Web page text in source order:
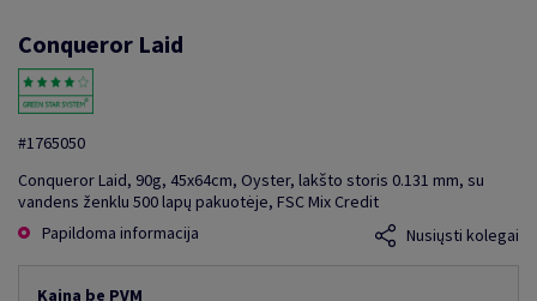
Conqueror Laid
#1765050
Conqueror Laid, 90g, 45x64cm, Oyster, lakšto storis 0.131 mm, su
vandens ženklu 500 lapų pakuotėje, FSC Mix Credit
Papildoma informacija
Nusiųsti kolegai
Kaina be PVM